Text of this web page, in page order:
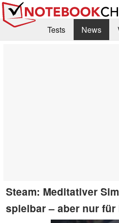
Tests News
Steam: Meditativer
spielbar – aber nur für